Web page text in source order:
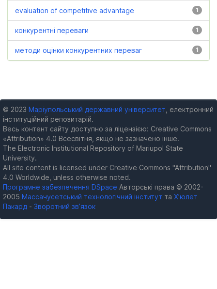
1
evaluation of competitive advantage
1
конкурентні переваги
1
методи оцінки конкурентних переваг
© 2023 Маріупольський державний університет , електронний
інституційний репозитарій.
Весь контент сайту доступно за ліцензією: Creative Commons
«Attribution» 4.0 Всесвітня, якщо не зазначено інше.
The Electronic Institutional Repository of Mariupol State
University.
All site content is licensed under Creative Commons "Attribution"
4.0 Worldwide, unless otherwise noted.
Програмне забезпечення DSpace Авторські права © 2002-
2005 Массачусетський технологічний інститут та Х’юлет
Пакард - Зворотний зв’язок